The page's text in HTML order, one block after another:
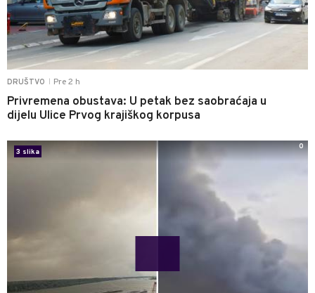
DRUŠTVO Pre 2 h
Privremena obustava: U petak bez saobraćaja u
dijelu Ulice Prvog krajiškog korpusa
3 slika
0